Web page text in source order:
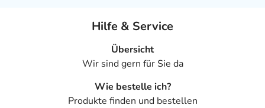
leichtviskose Augentropfen ohne Konservierungsmittel
Tränenersatzmittel in Einzeldosen, das dank der
wiederverschließbaren Behältnisse nach der Öffnung
noch 12 Stunden anwendbar ist.
Inhaltsstoffe
Hilfe & Service
Übersicht
Wir sind gern für Sie da
Wie bestelle ich?
Produkte finden und bestellen